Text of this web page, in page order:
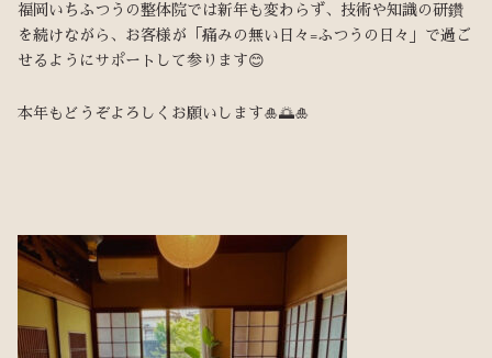
福岡いちふつうの整体院では新年も変わらず、技術や知識の研鑽
を続けながら、お客様が「痛みの無い日々=ふつうの日々」で過ご
せるようにサポートして参ります😊
本年もどうぞよろしくお願いします🎍🌅🎍